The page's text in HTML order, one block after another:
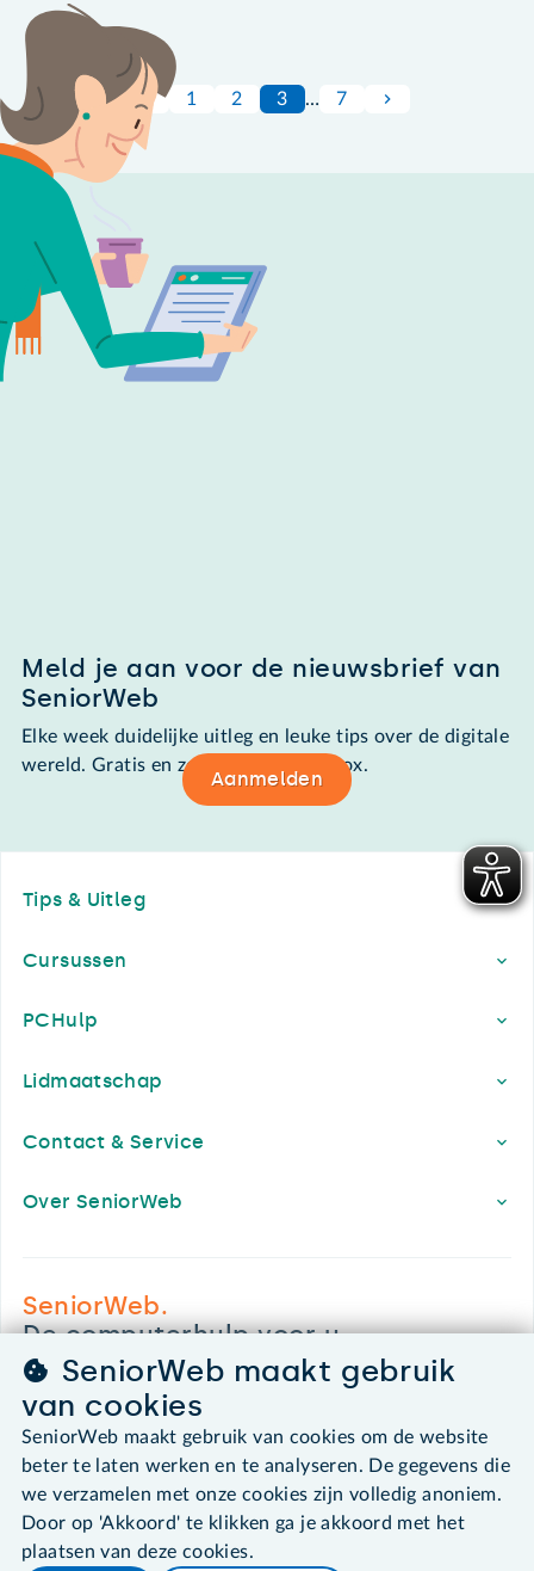
1 2 3 … 7
Meld je aan voor de nieuwsbrief van
SeniorWeb
Elke week duidelijke uitleg en leuke tips over de digitale
wereld. Gratis en zomaar in de mailbox.
Aanmelden
Tips & Uitleg
Cursussen
PCHulp
Lidmaatschap
Contact & Service
Over SeniorWeb
SeniorWeb.
De computerhulp voor u.
030 - 276 99 65
leden@seniorweb.nl
©2026 SeniorWeb
SeniorWeb maakt gebruik
van cookies
SeniorWeb maakt gebruik van cookies om de website
beter te laten werken en te analyseren. De gegevens die
we verzamelen met onze cookies zijn volledig anoniem.
Door op 'Akkoord' te klikken ga je akkoord met het
plaatsen van deze cookies.